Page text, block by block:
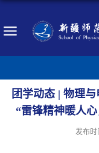
团学动态 | 物理
“雷锋精神暖人
发布